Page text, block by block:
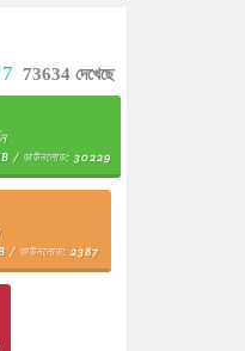
7 73634 দেখেছে
/ ডাউনলোড: 30229
/ ডাউনলোড: 2387